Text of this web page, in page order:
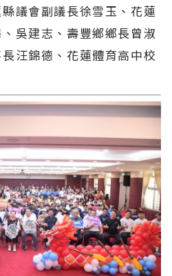
議會副議長徐雪玉、花蓮
吳建志、壽豐鄉鄉長曾淑
汪錦德、花蓮體育高中校